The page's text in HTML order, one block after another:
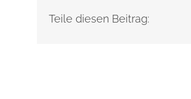
Teile diesen Beitrag: